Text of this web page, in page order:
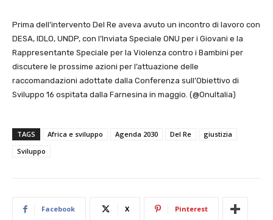
Prima dell’intervento Del Re aveva avuto un incontro di lavoro con
DESA, IDLO, UNDP, con l’Inviata Speciale ONU per i Giovani e la
Rappresentante Speciale per la Violenza contro i Bambini per
discutere le prossime azioni per l’attuazione delle
raccomandazioni adottate dalla Conferenza sull’Obiettivo di
Sviluppo 16 ospitata dalla Farnesina in maggio. (@OnuItalia)
TAGS Africa e sviluppo Agenda 2030 Del Re
giustizia
Sviluppo
Facebook X Pinterest